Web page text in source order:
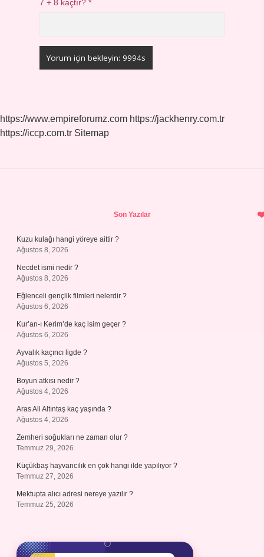
7 + 8 kaçtır?*
https://www.empireforumz.com https://jackhenry.com.tr
https://iccp.com.tr Sitemap
Son Yazılar
Kuzu kulağı hangi yöreye aittir ?
Ağustos 8, 2026
Necdet ismi nedir ?
Ağustos 8, 2026
Eğlenceli gençlik filmleri nelerdir ?
Ağustos 6, 2026
Kur’an-ı Kerim’de kaç isim geçer ?
Ağustos 6, 2026
Ayvalık kaçıncı ligde ?
Ağustos 5, 2026
Boyun atkısı nedir ?
Ağustos 4, 2026
Aras Ali Altıntaş kaç yaşında ?
Ağustos 4, 2026
Zemheri soğukları ne zaman olur ?
Temmuz 29, 2026
Küçükbaş hayvancılık en çok hangi ilde yapılıyor ?
Temmuz 27, 2026
Mektupta alıcı adresi nereye yazılır ?
Temmuz 25, 2026